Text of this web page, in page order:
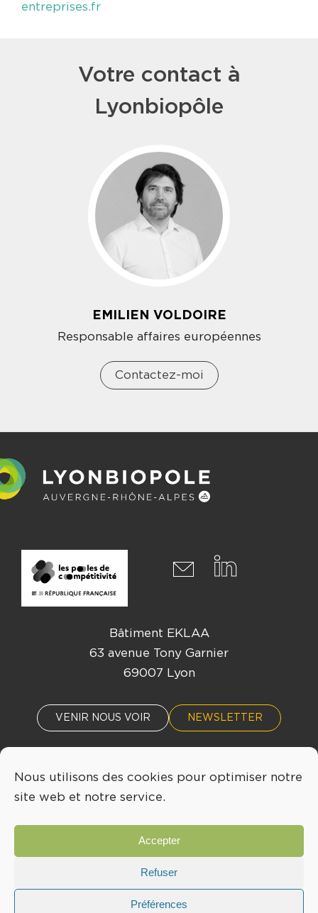
Nous utilisons des cookies pour optimiser notre
site web et notre service.
Accepter
Refuser
Préférences
entreprises.fr
Votre contact à
Lyonbiopôle
EMILIEN VOLDOIRE
Responsable affaires européennes
Contactez-moi
Bâtiment EKLAA
63 avenue Tony Garnier
69007 Lyon
VENIR NOUS VOIR NEWSLETTER
ACTUALITÉS ÉVÈNEMENTS